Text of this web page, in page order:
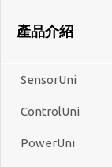
產品介紹
SensorUni
ControlUni
PowerUni